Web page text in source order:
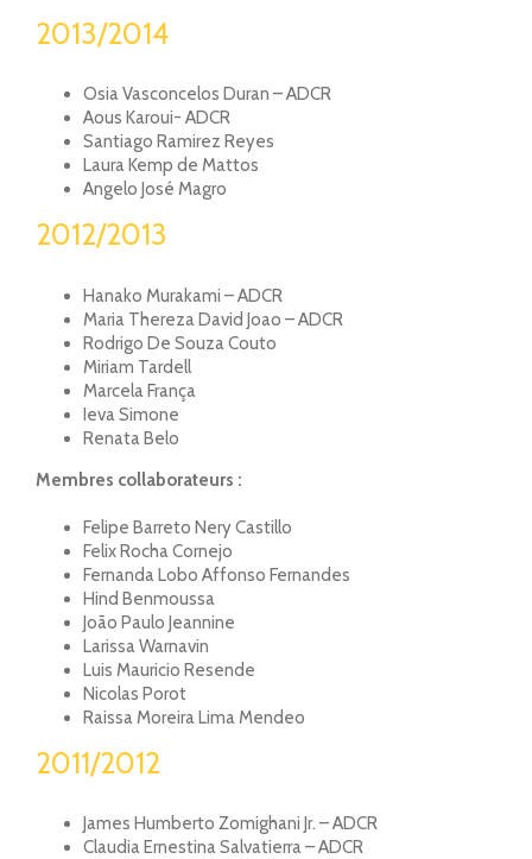
2013/2014
Osia Vasconcelos Duran – ADCR
Aous Karoui- ADCR
Santiago Ramirez Reyes
Laura Kemp de Mattos
Angelo José Magro
2012/2013
Hanako Murakami – ADCR
Maria Thereza David Joao – ADCR
Rodrigo De Souza Couto
Miriam Tardell
Marcela França
Ieva Simone
Renata Belo
Membres collaborateurs :
Felipe Barreto Nery Castillo
Felix Rocha Cornejo
Fernanda Lobo Affonso Fernandes
Hind Benmoussa
João Paulo Jeannine
Larissa Warnavin
Luis Mauricio Resende
Nicolas Porot
Raissa Moreira Lima Mendeo
2011/2012
James Humberto Zomighani Jr. – ADCR
Claudia Ernestina Salvatierra – ADCR